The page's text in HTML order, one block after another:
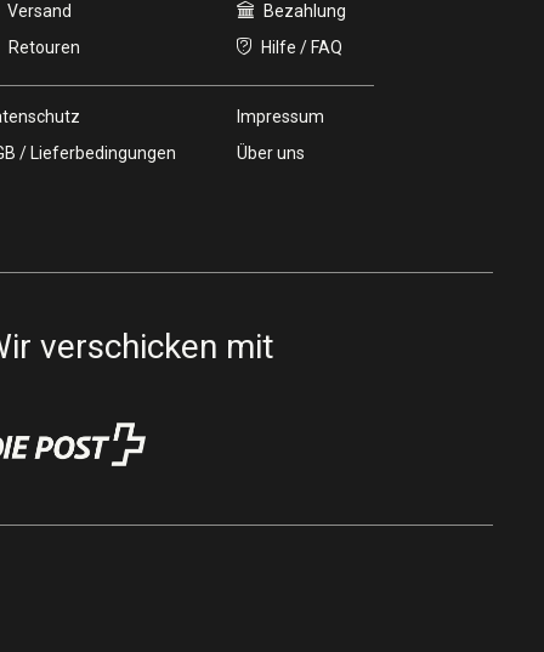
Versand
Bezahlung
Retouren
Hilfe / FAQ
Impressum
/ Lieferbedingungen
Über uns
verschicken mit